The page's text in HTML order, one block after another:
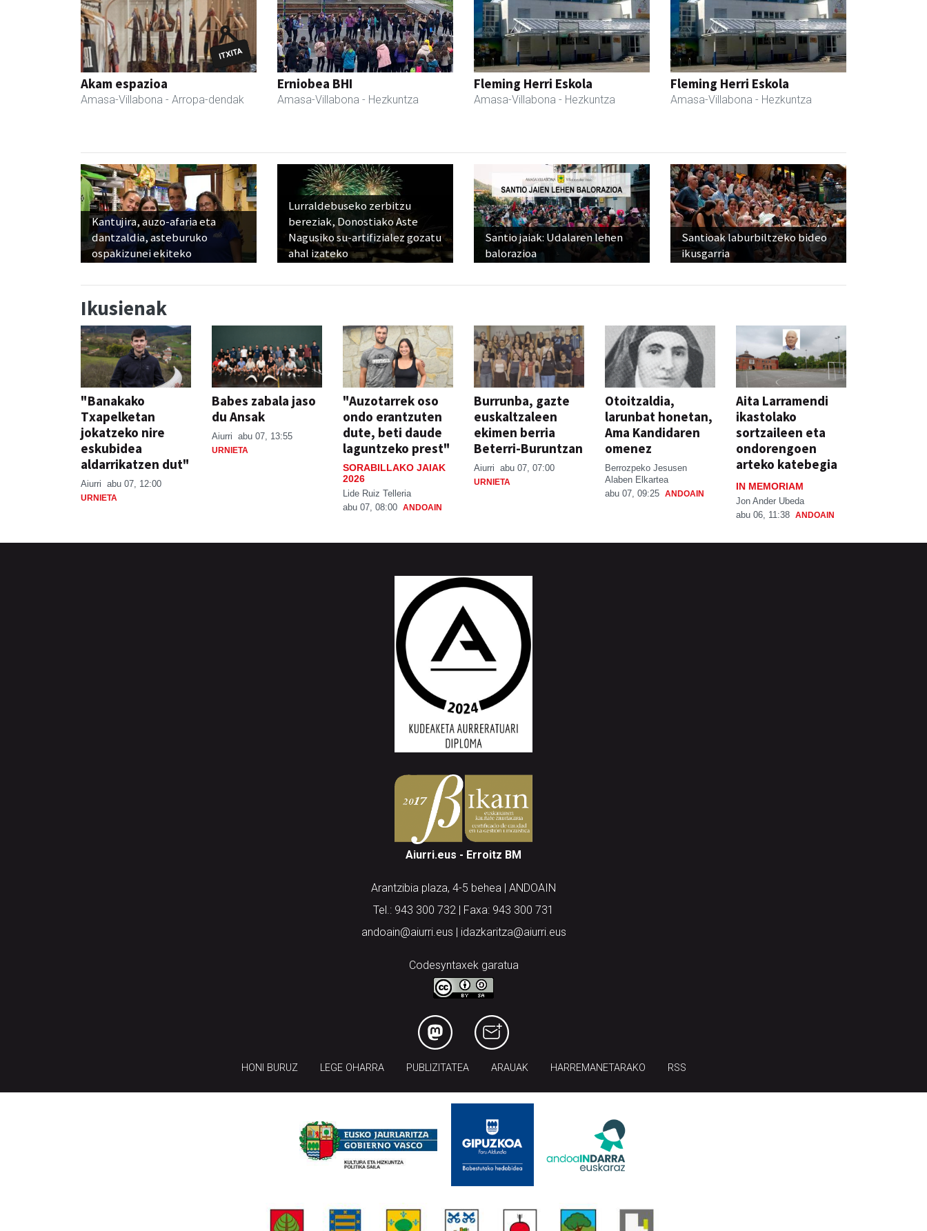
Akam espazioa
Amasa-Villabona - Arropa-dendak
Erniobea BHI
Amasa-Villabona - Hezkuntza
Fleming Herri Eskola
Amasa-Villabona - Hezkuntza
Fleming Herri Eskola
Amasa-Villabona - Hezkuntza
Kantujira, auzo-afaria eta
dantzaldia, asteburuko
ospakizunei ekiteko
Lurraldebuseko zerbitzu
bereziak, Donostiako Aste
Nagusiko su-artifizialez gozatu
ahal izateko
Santio jaiak: Udalaren lehen
balorazioa
Santioak laburbiltzeko bideo
ikusgarria
Ikusienak
"Banakako
Txapelketan
jokatzeko nire
eskubidea
aldarrikatzen dut"
Aiurri abu 07, 12:00
URNIETA
Babes zabala jaso
du Ansak
Aiurri abu 07, 13:55
URNIETA
"Auzotarrek oso
ondo erantzuten
dute, beti daude
laguntzeko prest"
SORABILLAKO JAIAK
2026
Lide Ruiz Telleria
abu 07, 08:00 ANDOAIN
Burrunba, gazte
euskaltzaleen
ekimen berria
Beterri-Buruntzan
Aiurri abu 07, 07:00
URNIETA
Otoitzaldia,
larunbat honetan,
Ama Kandidaren
omenez
Berrozpeko Jesusen
Alaben Elkartea
abu 07, 09:25 ANDOAIN
Aita Larramendi
ikastolako
sortzaileen eta
ondorengoen
arteko katebegia
IN MEMORIAM
Jon Ander Ubeda
abu 06, 11:38 ANDOAIN
Aiurri.eus - Erroitz BM
Arantzibia plaza, 4-5 behea | ANDOAIN
Tel.: 943 300 732 | Faxa: 943 300 731
andoain@aiurri.eus | idazkaritza@aiurri.eus
Codesyntaxek garatua
HONI BURUZ LEGE OHARRA PUBLIZITATEA ARAUAK HARREMANETARAKO RSS